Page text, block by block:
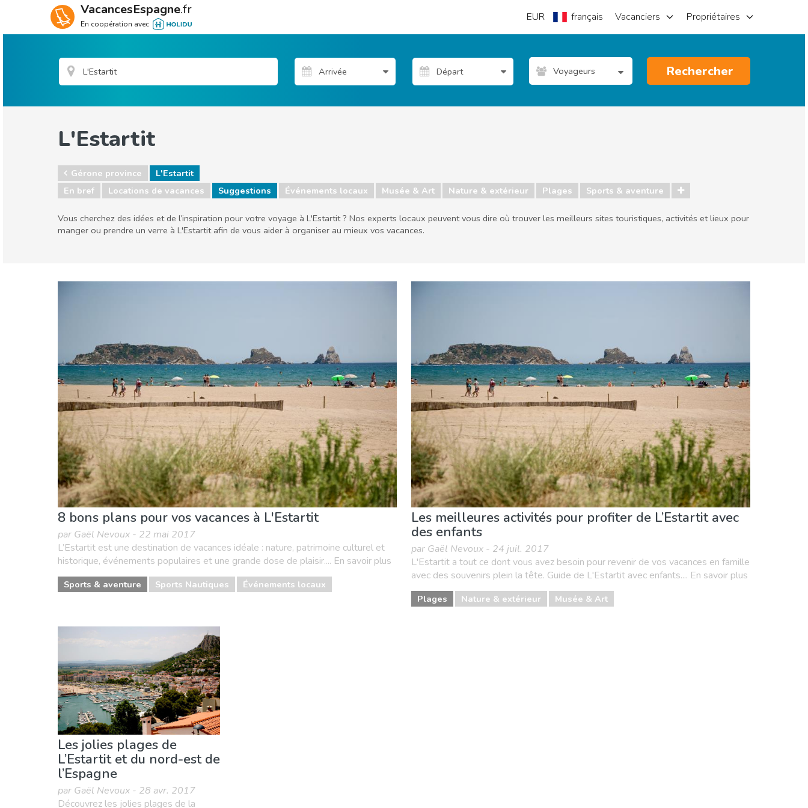
VacancesEspagne.fr
En coopération avec
EUR français Vacanciers Propriétaires
Voyageurs Rechercher
L'Estartit
Gérone province
L'Estartit
En bref
Locations de vacances Suggestions Événements locaux Musée & Art Nature & extérieur Plages Sports & aventure
Vous cherchez des idées et de l’inspiration pour votre voyage à L'Estartit ? Nos experts locaux peuvent vous dire où trouver les meilleurs sites touristiques, activités et lieux pour
manger ou prendre un verre à L'Estartit afin de vous aider à organiser au mieux vos vacances.
8 bons plans pour vos vacances à L'Estartit
par Gaël Nevoux - 22 mai 2017
L’Estartit est une destination de vacances idéale : nature, patrimoine culturel et
historique, événements populaires et une grande dose de plaisir.... En savoir plus
Sports & aventure Sports Nautiques Événements locaux
Les meilleures activités pour profiter de L’Estartit avec
des enfants
par Gaël Nevoux - 24 juil. 2017
L'Estartit a tout ce dont vous avez besoin pour revenir de vos vacances en famille
avec des souvenirs plein la tête. Guide de L'Estartit avec enfants.... En savoir plus
Plages Nature & extérieur Musée & Art
Les jolies plages de
L’Estartit et du nord-est de
l’Espagne
par Gaël Nevoux - 28 avr. 2017
Découvrez les jolies plages de la